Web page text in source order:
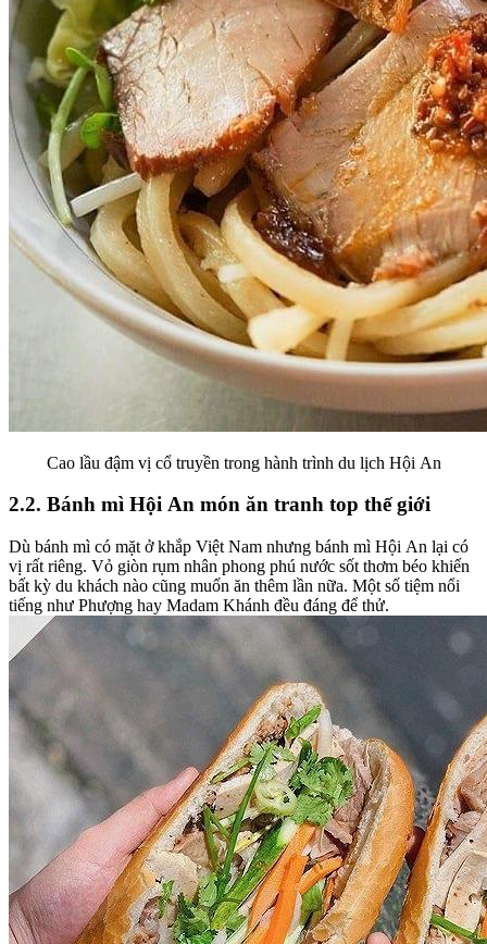
Cao lầu đậm vị cổ truyền trong hành trình du lịch Hội An
2.2. Bánh mì Hội An món ăn tranh top thế giới
Dù bánh mì có mặt ở khắp Việt Nam nhưng bánh mì Hội An lại có
vị rất riêng. Vỏ giòn rụm nhân phong phú nước sốt thơm béo khiến
bất kỳ du khách nào cũng muốn ăn thêm lần nữa. Một số tiệm nổi
tiếng như Phượng hay Madam Khánh đều đáng để thử.